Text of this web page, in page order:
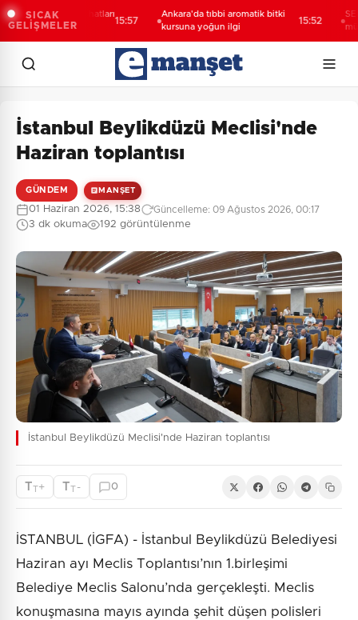
SICAK
GELİŞMELER
hatları
Ankara'da tıbbi aromatik bitki
kursuna yoğun ilgi
İstanbul Beylikdüzü Meclisi'nde
Haziran toplantısı
GÜNDEM MANŞET
01 Haziran 2026, 15:38 Güncelleme: 09 Ağustos 2026, 00:17
3 dk okuma 192 görüntülenme
İstanbul Beylikdüzü Meclisi'nde Haziran toplantısı
TT+ TT - 0
İSTANBUL (İGFA) - İstanbul Beylikdüzü Belediyesi
Haziran ayı Meclis Toplantısı’nın 1.birleşimi
Belediye Meclis Salonu’nda gerçekleşti. Meclis
konuşmasına mayıs ayında şehit düşen polisleri